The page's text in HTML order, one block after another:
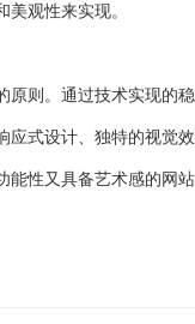
观性来实现。
则。通过技术实现的
式设计、独特的视觉
性又具备艺术感的网